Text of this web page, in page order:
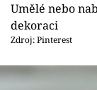
Umělé nebo
dekoraci
Zdroj: Pinterest